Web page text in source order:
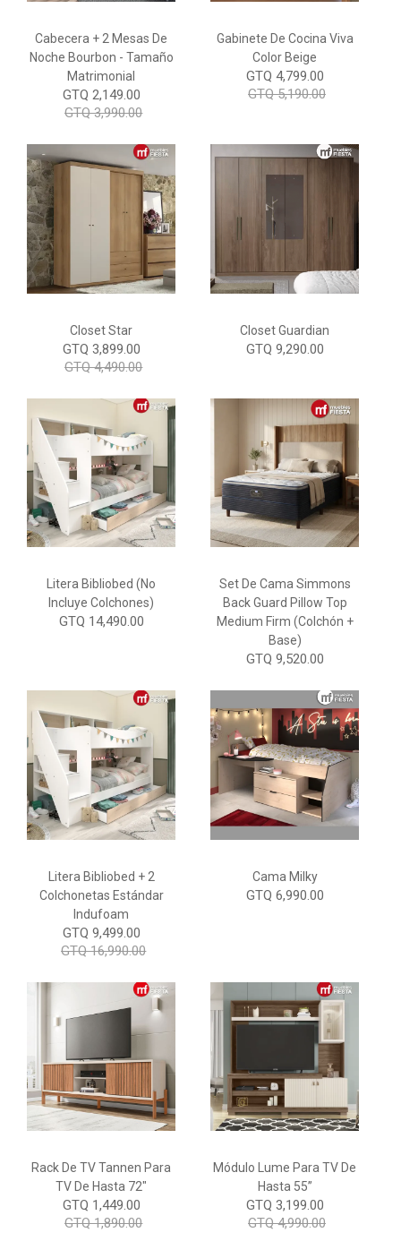
Cabecera + 2 Mesas De
Noche Bourbon - Tamaño
Matrimonial
GTQ 2,149.00
GTQ 3,990.00
Gabinete De Cocina Viva
Color Beige
GTQ 4,799.00
GTQ 5,190.00
Closet Star
GTQ 3,899.00
GTQ 4,490.00
Closet Guardian
GTQ 9,290.00
Litera Bibliobed (No
Incluye Colchones)
GTQ 14,490.00
Set De Cama Simmons
Back Guard Pillow Top
Medium Firm (Colchón +
Base)
GTQ 9,520.00
Litera Bibliobed + 2
Colchonetas Estándar
Indufoam
GTQ 9,499.00
GTQ 16,990.00
Cama Milky
GTQ 6,990.00
Rack De TV Tannen Para
TV De Hasta 72"
GTQ 1,449.00
GTQ 1,890.00
Módulo Lume Para TV De
Hasta 55”
GTQ 3,199.00
GTQ 4,990.00